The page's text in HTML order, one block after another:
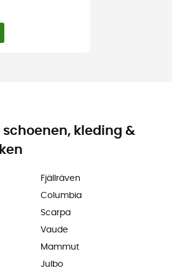
kleding &
Fjällräven
Columbia
Scarpa
Vaude
Mammut
Julbo